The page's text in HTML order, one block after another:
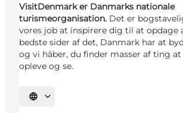
VisitDenmark er Danmarks nationale
turismeorganisation. Det er
vores job at inspirere dig til at opdage
bedste sider af det, Danmark har at
og vi håber, du finder masser af ting at
opleve og se.
Vælg sprog